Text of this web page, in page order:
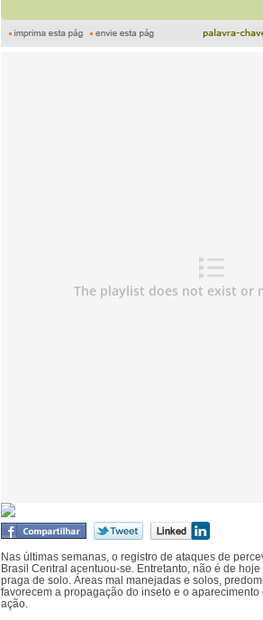
Nas últimas semanas, o registro de ataques de
Brasil Central acentuou-se. Entretanto, não é de
praga de solo. Áreas mal manejadas e solos,
favorecem a propagação do inseto e o
ação.